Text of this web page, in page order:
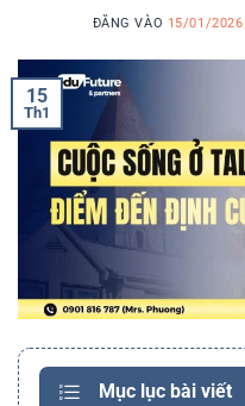
ĐĂNG VÀO 15/01/2026
15
Th1
Mục lục bài viết